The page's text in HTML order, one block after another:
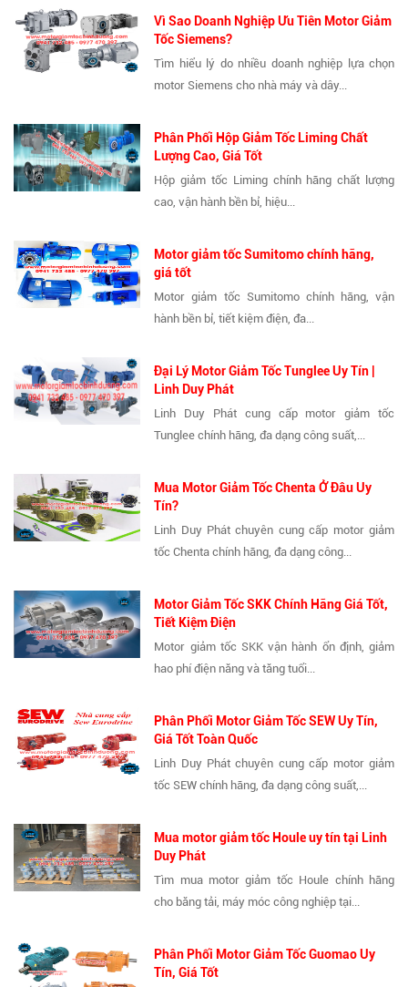
Vì Sao Doanh Nghiệp Ưu Tiên Motor Giảm
Tốc Siemens?
Tìm hiểu lý do nhiều doanh nghiệp lựa chọn
motor Siemens cho nhà máy và dây...
Phân Phối Hộp Giảm Tốc Liming Chất
Lượng Cao, Giá Tốt
Hộp giảm tốc Liming chính hãng chất lượng
cao, vận hành bền bỉ, hiệu...
Motor giảm tốc Sumitomo chính hãng,
giá tốt
Motor giảm tốc Sumitomo chính hãng, vận
hành bền bỉ, tiết kiệm điện, đa...
Đại Lý Motor Giảm Tốc Tunglee Uy Tín |
Linh Duy Phát
Linh Duy Phát cung cấp motor giảm tốc
Tunglee chính hãng, đa dạng công suất,...
Mua Motor Giảm Tốc Chenta Ở Đâu Uy
Tín?
Linh Duy Phát chuyên cung cấp motor giảm
tốc Chenta chính hãng, đa dạng công...
Motor Giảm Tốc SKK Chính Hãng Giá Tốt,
Tiết Kiệm Điện
Motor giảm tốc SKK vận hành ổn định, giảm
hao phí điện năng và tăng tuổi...
Phân Phối Motor Giảm Tốc SEW Uy Tín,
Giá Tốt Toàn Quốc
Linh Duy Phát chuyên cung cấp motor giảm
tốc SEW chính hãng, đa dạng công suất,...
Mua motor giảm tốc Houle uy tín tại Linh
Duy Phát
Tìm mua motor giảm tốc Houle chính hãng
cho băng tải, máy móc công nghiệp tại...
Phân Phối Motor Giảm Tốc Guomao Uy
Tín, Giá Tốt